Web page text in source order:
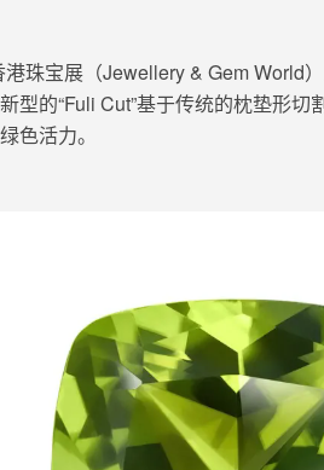
珠宝展（Jewellery & Gem World
型的“Fuli Cut”基于传统的枕垫形切
色活力。